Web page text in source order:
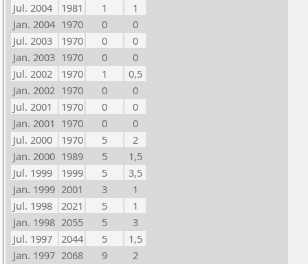
Jul. 2004
1981 1
1
Jan. 2004 1970 0
0
Jul. 2003
1970 0
0
Jan. 2003 1970 0
0
Jul. 2002
1970 1
0,5
Jan. 2002 1970 0
0
Jul. 2001
1970 0
0
Jan. 2001 1970 0
0
Jul. 2000
1970 5
2
Jan. 2000 1989 5
1,5
Jul. 1999
1999 5
3,5
Jan. 1999 2001 3
1
Jul. 1998
2021 5
1
Jan. 1998 2055 5
3
Jul. 1997
2044 5
1,5
Jan. 1997 2068 9
2